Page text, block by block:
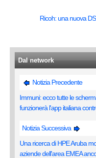
Ricoh: una nuova
Dal network
Notizia Precedente
Immuni: ecco tutte le
funzionerà l'app italiana
Notizia Successiva
Una ricerca di HPE Aruba
aziende dell'area EMEA